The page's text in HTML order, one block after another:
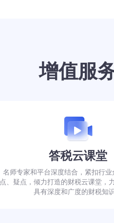
增值服
答税云课堂
名师专家和平台深度结合，紧扣行业
点、疑点，倾力打造的财税云课堂，
具有深度和广度的财税知识